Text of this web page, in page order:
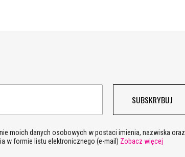
SUBSKRYBUJ
moich danych osobowych w postaci imienia, nazwiska oraz
w formie listu elektronicznego (e-mail) Zobacz więcej